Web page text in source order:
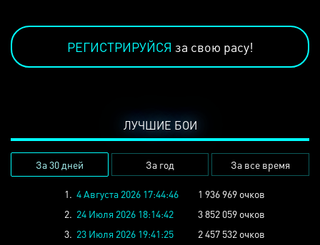
РЕГИСТРИРУЙСЯ за свою расу!
ЛУЧШИЕ БОИ
За 30 дней За год За все время
1. 4 Августа 2026 17:44:46
1 936 969 очков
2. 24 Июля 2026 18:14:42
3 852 059 очков
3. 23 Июля 2026 19:41:25
2 457 532 очков